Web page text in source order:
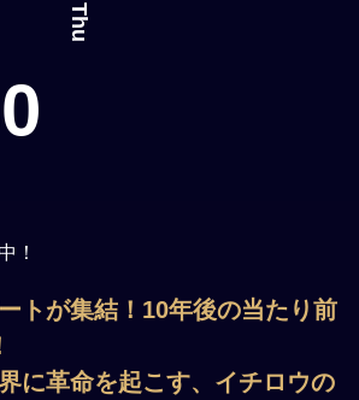
Thu
！
トが集結！10年後の当たり前
に革命を起こす、イチロウの